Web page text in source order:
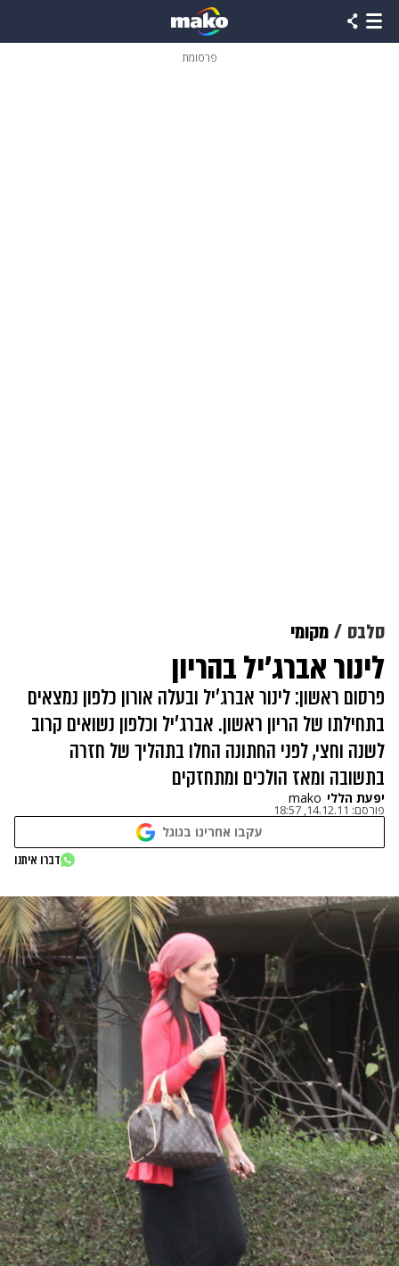
פרסומת
סלבס מקומי
לינור אברג'יל בהריון
פרסום ראשון: לינור אברג'יל ובעלה אורון כלפון נמצאים
בתחילתו של הריון ראשון. אברג'יל וכלפון נשואים קרוב
לשנה וחצי, לפני החתונה החלו בתהליך של חזרה
בתשובה ומאז הולכים ומתחזקים
יפעת הללי mako
פורסם: 14.12.11, 18:57
עקבו אחרינו בגוגל
דברו איתנו